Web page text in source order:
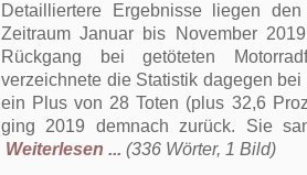
Detailliertere Ergebnisse liegen
Zeitraum Januar bis November
Rückgang bei getöteten
verzeichnete die Statistik dagegen
ein Plus von 28 Toten (plus 32,6
ging 2019 demnach zurück. Sie
Weiterlesen ... (336 Wörter, 1 Bild)